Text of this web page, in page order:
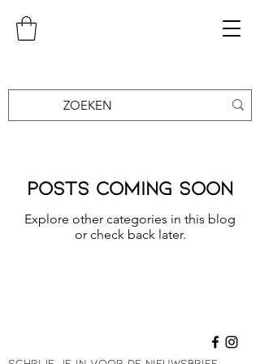
Posts Coming Soon
Explore other categories in this blog
or check back later.